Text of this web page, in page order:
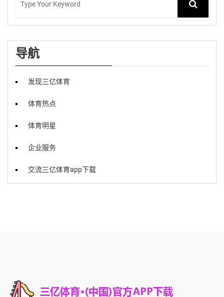
导航
发现三亿体育
体育热点
体育明星
企业服务
交流三亿体育app下载